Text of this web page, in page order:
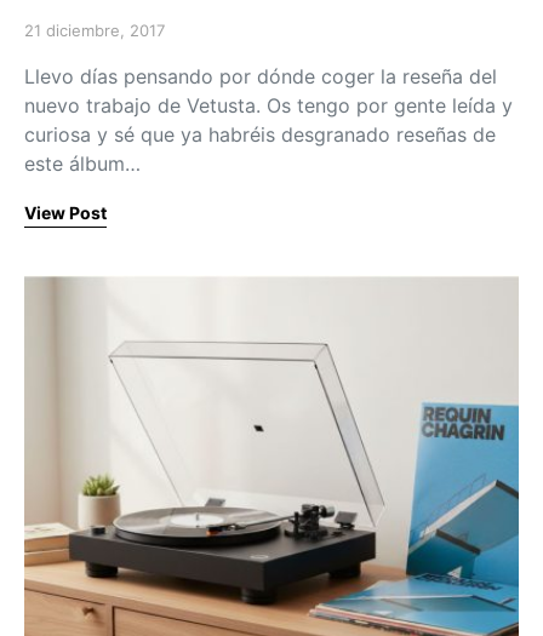
Posted on
21 diciembre, 2017
Llevo días pensando por dónde coger la reseña del
nuevo trabajo de Vetusta. Os tengo por gente leída y
curiosa y sé que ya habréis desgranado reseñas de
este álbum…
View Post